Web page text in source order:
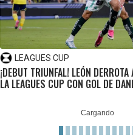
LEAGUES CUP
¡DEBUT TRIUNFAL! LEÓN
LA LEAGUES CUP CON GOL DE